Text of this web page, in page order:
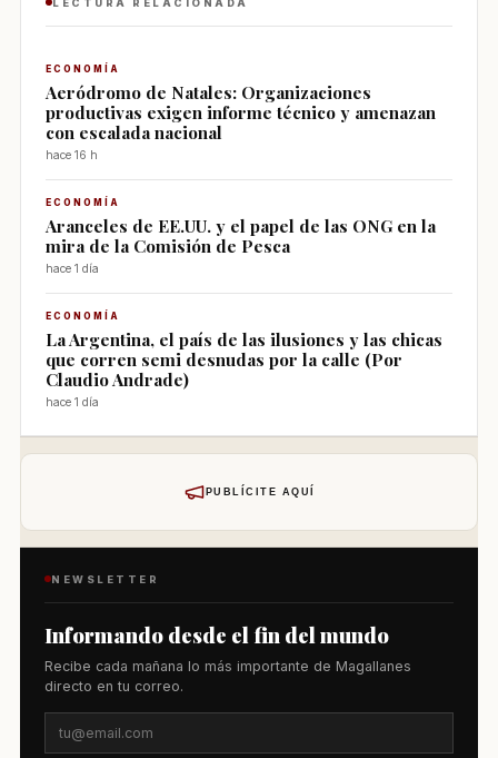
LECTURA RELACIONADA
ECONOMÍA
Aeródromo de Natales: Organizaciones
productivas exigen informe técnico y amenazan
con escalada nacional
hace 16 h
ECONOMÍA
Aranceles de EE.UU. y el papel de las ONG en la
mira de la Comisión de Pesca
hace 1 día
ECONOMÍA
La Argentina, el país de las ilusiones y las chicas
que corren semi desnudas por la calle (Por
Claudio Andrade)
hace 1 día
PUBLÍCITE AQUÍ
NEWSLETTER
Informando desde el fin del mundo
Recibe cada mañana lo más importante de Magallanes
directo en tu correo.